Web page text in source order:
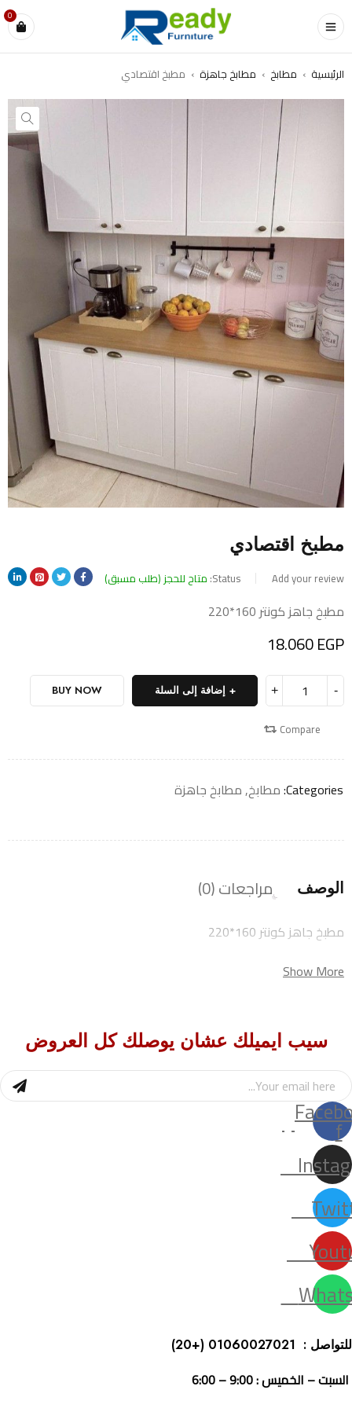
0
الرئيسية › مطابخ › مطابخ جاهزة › مطبخ اقتصادي
مطبخ اقتصادي
Add your review
Status: متاح للحجز (طلب مسبق)
مطبخ جاهز كونتر 160*220
18.060EGP
إضافة إلى السلة BUY NOW
Compare
Categories: مطابخ,مطابخ جاهزة
الوصف مراجعات (0)
مطبخ جاهز كونتر 160*220
Show More
سيب ايميلك عشان يوصلك كل العروض
f
للتواصل : 01060027021 (+20)
السبت – الخميس : 9:00 – 6:00